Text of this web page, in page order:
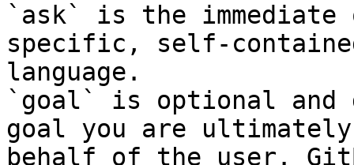
`ask` is the
specific, self-
language.
`goal` is optional and
goal you are
behalf of the user.